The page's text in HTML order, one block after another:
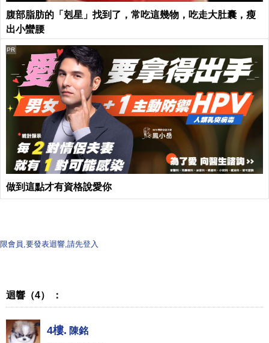
腹部脂肪的「剋星」找到了，常吃這幾物，吃走大肚囊，瘦
出小蠻腰
做到這點才有資格說愛你
PR
限會員,要發表迴響,請先登入
迴響（4） ：
4樓. 陳銘